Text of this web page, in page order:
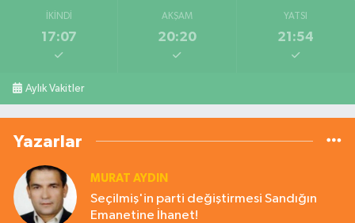
İKINDI
17:07
AKŞAM
20:20
YATSI
21:54
Aylık Vakitler
Yazarlar
MURAT AYDIN
Seçilmiş'in parti değiştirmesi Sandığın
Emanetine İhanet!